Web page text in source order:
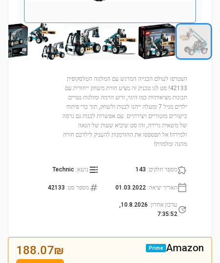
הצטרפו לעולם הבנייה המרגש עם המלגזה הטלסקופית
42133! סט לגו טכניק זה מציע חווית משחק ייחודית עם
תכונות מציאותיות כמו היגוי, זרוע הרמה ומזלגות נטויים.
ילדים מגיל 7 ומעלה ייהנו לבנות ולשחק, תוך כדי פיתוח
כישורים מוטוריים ויצירתיים. עם אפשרות לבנות גם גרסה
של משאית גרירה, זהו סט שיביא שעות של הנאה
ולמידה! אל תפספסו את ההזדמנות להעניק לילדכם חוויה
מהנה ומלמדת!
מספר חלקים:
143 נושא:
Technic
תאריך יציאה:
01.03.2022 מספר סט:
42133
עדכון אחרון:
10.8.2026,
7:35:52
Amazon
Prime
188.07₪